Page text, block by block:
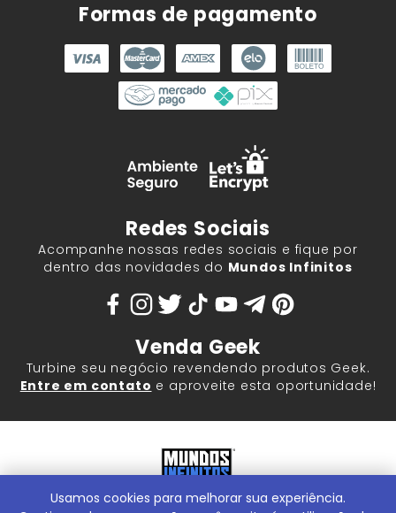
Formas de pagamento
Redes Sociais
Acompanhe nossas redes sociais e fique por
dentro das novidades do Mundos Infinitos
Venda Geek
Turbine seu negócio revendendo produtos Geek.
Entre em contato e aproveite esta oportunidade!
Mundos Infinitos - Publicações e Geek Store |ContentStuff
Usamos cookies para melhorar sua experiência.